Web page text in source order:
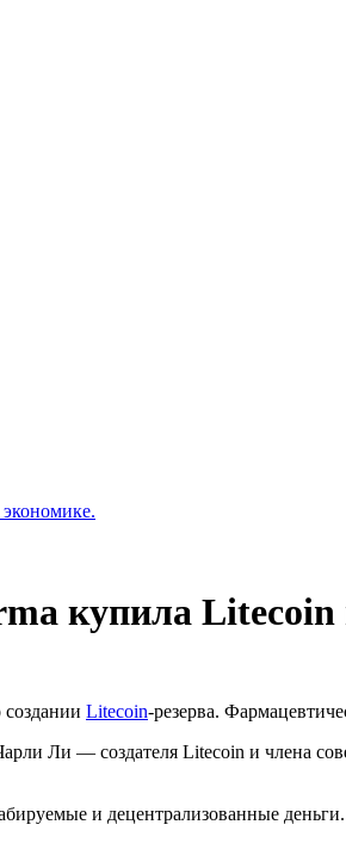
купила Litecoin
Litecoin-резерва.
Ли — создателя Litecoin и члена
и децентрализованные